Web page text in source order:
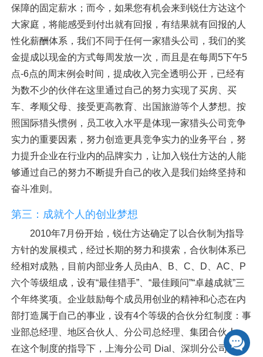
保障的固定薪水；而今，如果您有机会来到锐仕方达这个
大家庭，将能感受到付出就有回报，有结果就有回报的人
性化薪酬体系，我们不同于任何一家猎头公司，我们的奖
金提成以现金的方式每周发放一次，而且是在每周5下午5
点-6点的周末例会时间，提成收入完全透明公开，已经有
为数不少的伙伴在这里通过自己的努力实现了买房、买
车、孝顺父母、接受更高教育、出国旅游等个人梦想。按
照国际猎头惯例，员工收入水平是体现一家猎头公司竞争
实力的重要因素，努力创造更具竞争实力的业务平台，努
力提升企业在行业内的品牌实力，让加入锐仕方达的人能
够通过自己的努力不断提升自己的收入是我们始终坚持和
奋斗准则。
第三：成就个人的创业梦想
2010年7月份开始，锐仕方达确定了以合伙制为指导
方针的发展模式，经过长期的努力和摸索，合伙制体系已
经相对成熟，目前内部业务人员由A、B、C、D、AC、P
六个等级组成，设有“最佳猎手”、“最佳顾问”“卓越成就”三
个年终奖项。企业鼓励每个成员用创业的精神和心态在内
部打造属于自己的事业，设有4个等级的合伙分红制度：事
业部总经理、地区合伙人、分公司总经理、集团合伙人。
在这个制度的指导下，上海分公司 Dial、深圳分公司